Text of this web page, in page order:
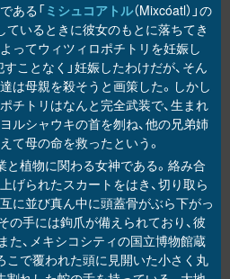
ある「ミシュコアトル（Mixcóatl）」の
ているときに彼女のもとに落ちてき
ってウィツィロポチトリを妊娠し
ことなく」妊娠したわけだが、そん
は母親を殺そうと画策した。しかし
チトリはなんと完全武装で、生まれ
ルシャウキの首を刎ね、他の兄弟姉
て母の命を救ったという。
と植物に関わる女神である。絡み合
げられたスカートをはき、切り取ら
に並び真ん中に頭蓋骨がぶら下がっ
の手には鉤爪が備えられており、彼
た、メキシコシティの国立博物館蔵
こで覆われた頭に見開いた小さく丸